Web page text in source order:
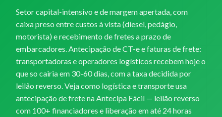
Setor capital-intensivo e de margem apertada, com
caixa preso entre custos à vista (diesel, pedágio,
motorista) e recebimento de fretes a prazo de
embarcadores. Antecipação de CT-e e faturas de frete:
transportadoras e operadores logísticos recebem hoje o
que so cairia em 30-60 dias, com a taxa decidida por
leilão reverso. Veja como logística e transporte usa
antecipação de frete na Antecipa Fácil — leilão reverso
com 100+ financiadores e liberação em até 24 horas